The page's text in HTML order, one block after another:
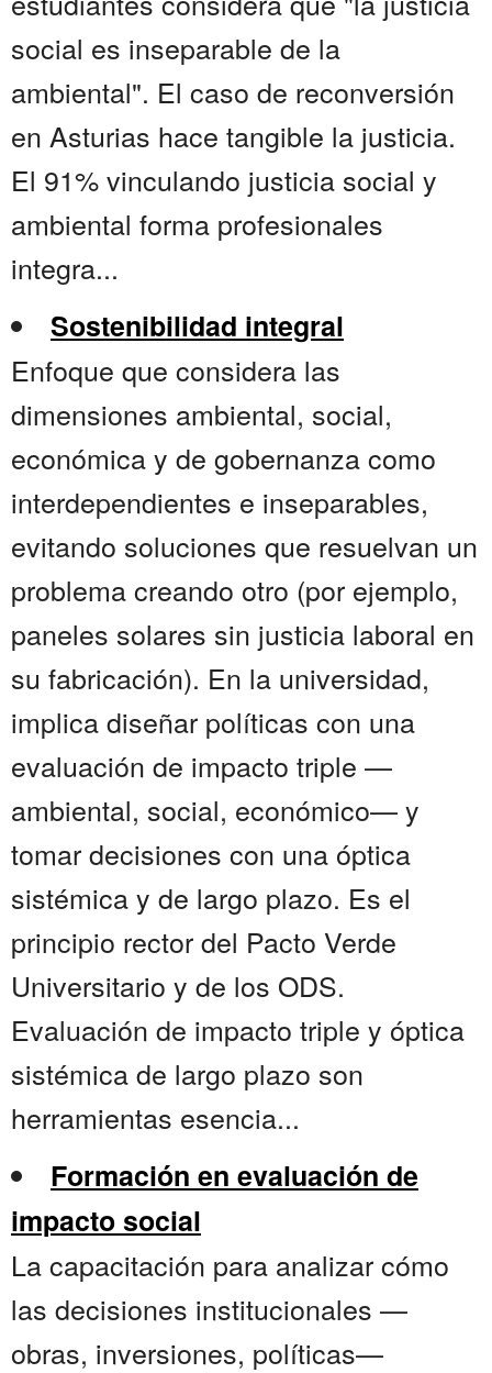
social es inseparable de la
ambiental". El caso de reconversión
en Asturias hace tangible la justicia.
El 91% vinculando justicia social y
ambiental forma profesionales
integra...
Sostenibilidad integral
Enfoque que considera las
dimensiones ambiental, social,
económica y de gobernanza como
interdependientes e inseparables,
evitando soluciones que resuelvan un
problema creando otro (por ejemplo,
paneles solares sin justicia laboral en
su fabricación). En la universidad,
implica diseñar políticas con una
evaluación de impacto triple —
ambiental, social, económico— y
tomar decisiones con una óptica
sistémica y de largo plazo. Es el
principio rector del Pacto Verde
Universitario y de los ODS.
Evaluación de impacto triple y óptica
sistémica de largo plazo son
herramientas esencia...
Formación en evaluación de
impacto social
La capacitación para analizar cómo
las decisiones institucionales —
obras, inversiones, políticas—